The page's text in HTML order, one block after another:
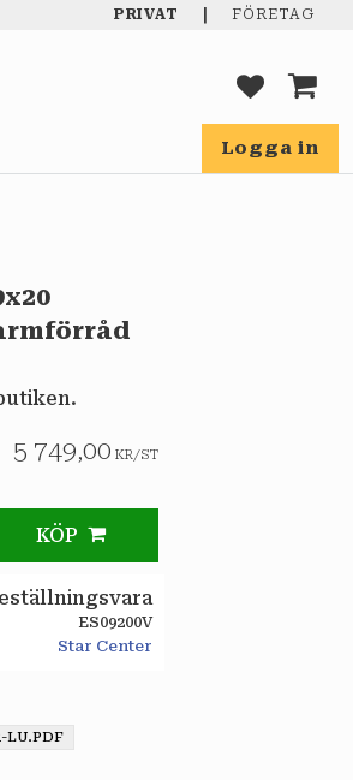
PRIVAT FÖRETAG
Logga in
5 749,00 KR/ST
KÖP
ES09200V
Star Center
LU.PDF